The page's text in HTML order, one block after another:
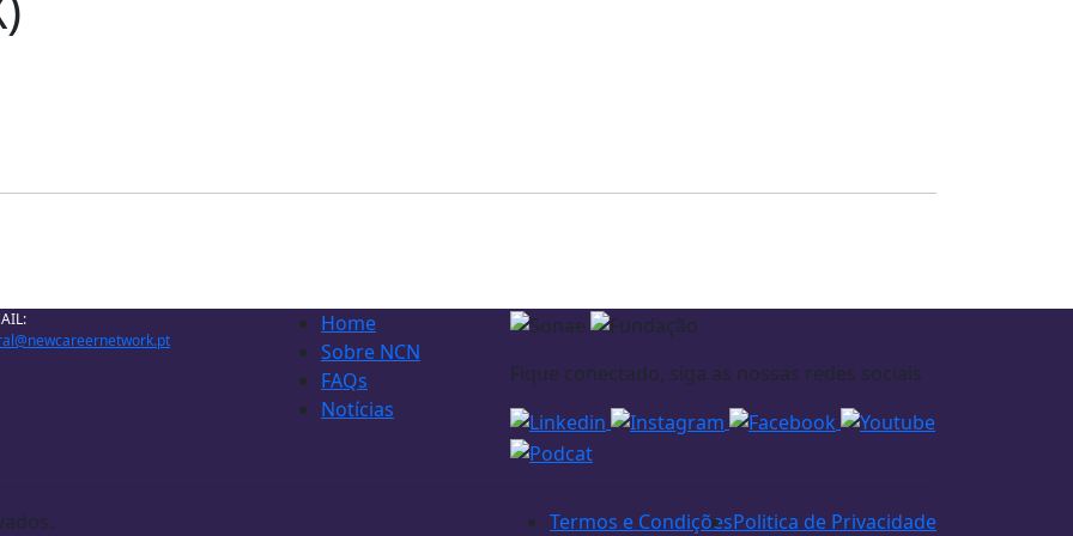
Home
Sobre NCN
FAQs
Notícias
Fique conectado, siga as nossas redes sociais
Termos e CondiçõesPolitica de Privacidade